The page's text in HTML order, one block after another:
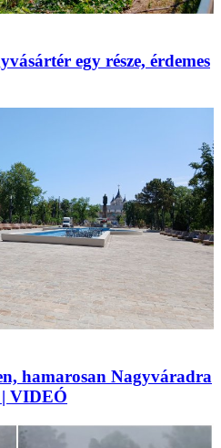
egy része, érdemes
hamarosan Nagyváradra
| VIDEÓ